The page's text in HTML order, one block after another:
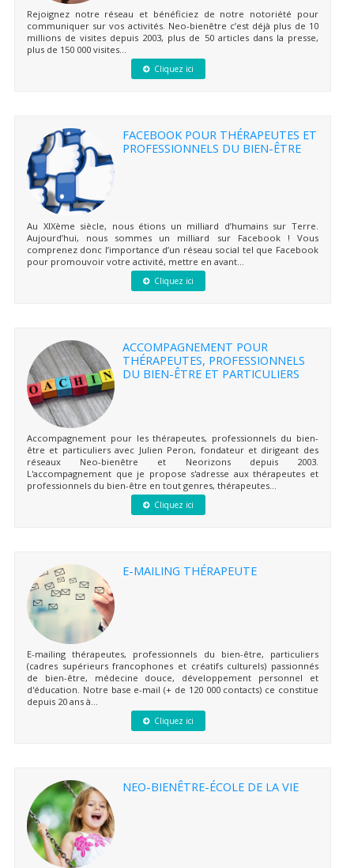
Rejoignez notre réseau et bénéficiez de notre notoriété pour
communiquer sur vos activités. Neo-bienêtre c’est déjà plus de 10
millions de visites depuis 2003, plus de 50 articles dans la presse,
plus de 150 000 visites...
Cliquez ici
FACEBOOK POUR THÉRAPEUTES ET
PROFESSIONNELS DU BIEN-ÊTRE
Au XIXème siècle, nous étions un milliard d’humains sur Terre.
Aujourd’hui, nous sommes un milliard sur Facebook ! Vous
comprenez donc l’importance d’un réseau social tel que Facebook
pour promouvoir votre activité, mettre en avant...
Cliquez ici
ACCOMPAGNEMENT POUR
THÉRAPEUTES, PROFESSIONNELS
DU BIEN-ÊTRE ET PARTICULIERS
Accompagnement pour les thérapeutes, professionnels du bien-
être et particuliers avec Julien Peron, fondateur et dirigeant des
réseaux Neo-bienêtre et Neorizons depuis 2003.
L'accompagnement que je propose s'adresse aux thérapeutes et
professionnels du bien-être en tout genres, thérapeutes...
Cliquez ici
E-MAILING THÉRAPEUTE
E-mailing thérapeutes, professionnels du bien-être, particuliers
(cadres supérieurs francophones et créatifs culturels) passionnés
de bien-être, médecine douce, développement personnel et
d'éducation. Notre base e-mail (+ de 120 000 contacts) ce constitue
depuis 20 ans à...
Cliquez ici
NEO-BIENÊTRE-ÉCOLE DE LA VIE